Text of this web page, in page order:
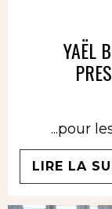
YAËL
...pour les
LIRE LA